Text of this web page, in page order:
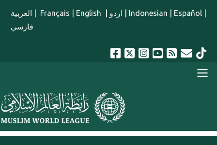
العربية Français English اردو Indonesian Español
فارسي
menu spanish